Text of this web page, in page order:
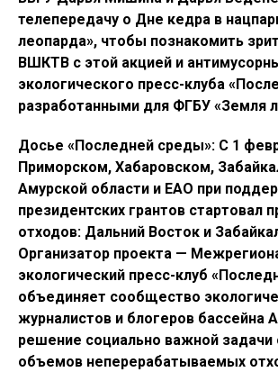
телепередачу о Дне кедра в
леопарда», чтобы познакомить
ВШКТВ с этой акцией и
экологического пресс-клуба
разработанными для ФГБУ «Земля
Досье «Последней среды»: C 1
Приморском, Хабаровском,
Амурской области и ЕАО при
президентских грантов стартовал
отходов: Дальний Восток и
Организатор проекта —
экологический пресс-клуб
объединяет сообщество
журналистов и блогеров бассейна
решение социально важной
объемов неперерабатываемых